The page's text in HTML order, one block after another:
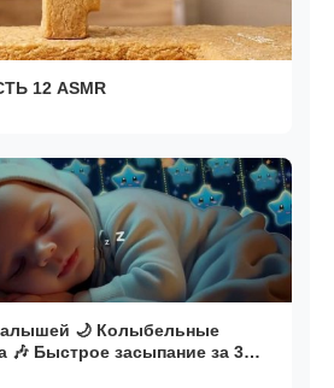
12 ASMR
🌙 Колыбельные
🎶 Быстрое засыпание за 3